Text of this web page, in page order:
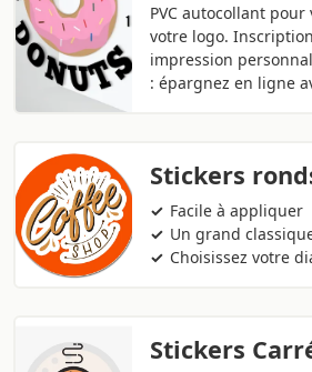
PVC autocollant
votre logo.
impression
: épargnez en ligne
Stickers
Facile à appliquer
Un grand
Choisissez votre
Stickers